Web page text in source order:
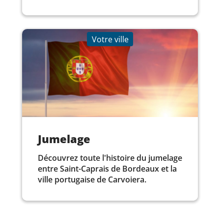
Votre ville
Jumelage
Découvrez toute l'histoire du jumelage
entre Saint-Caprais de Bordeaux et la
ville portugaise de Carvoiera.